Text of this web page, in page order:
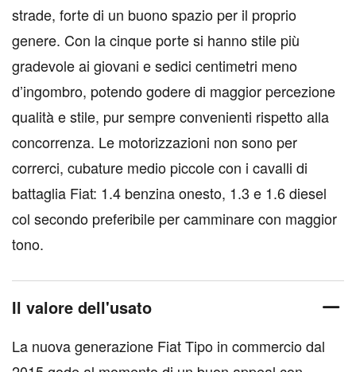
strade, forte di un buono spazio per il proprio
genere. Con la cinque porte si hanno stile più
gradevole ai giovani e sedici centimetri meno
d’ingombro, potendo godere di maggior percezione
qualità e stile, pur sempre convenienti rispetto alla
concorrenza. Le motorizzazioni non sono per
correrci, cubature medio piccole con i cavalli di
battaglia Fiat: 1.4 benzina onesto, 1.3 e 1.6 diesel
col secondo preferibile per camminare con maggior
tono.
Il valore dell'usato
La nuova generazione Fiat Tipo in commercio dal